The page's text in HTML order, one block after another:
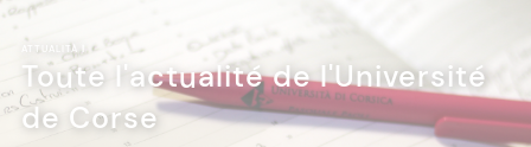
ATTUALITÀ|
Toute l'actualité de l'Université
de Corse